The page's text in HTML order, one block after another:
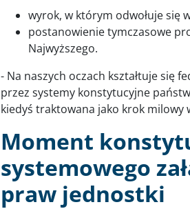
wyrok, w którym odwołuje się
postanowienie tymczasowe
Najwyższego.
- Na naszych oczach kształtuje się
przez systemy konstytucyjne
kiedyś traktowana jako krok milowy
Moment
systemowego
praw jednostki